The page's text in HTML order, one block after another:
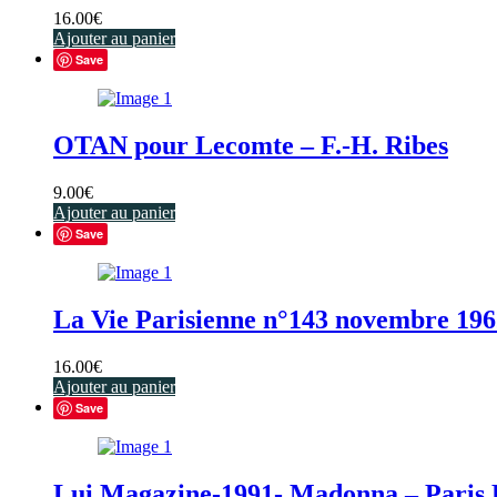
16.00€
Ajouter au panier
Save
OTAN pour Lecomte – F.-H. Ribes
9.00€
Ajouter au panier
Save
La Vie Parisienne n°143 novembre
16.00€
Ajouter au panier
Save